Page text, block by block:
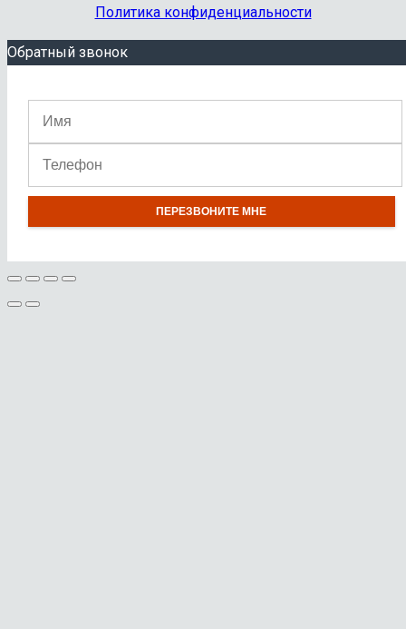
Политика конфиденциальности
Обратный звонок